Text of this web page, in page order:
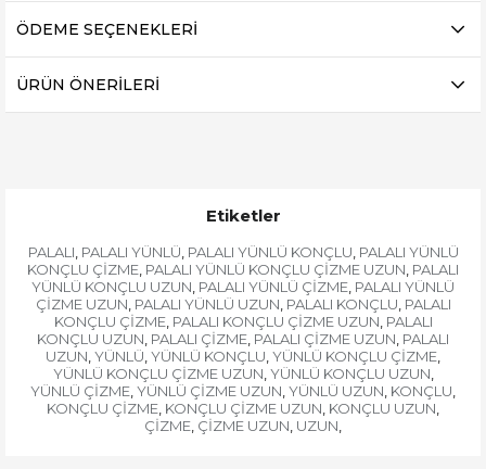
ÖDEME SEÇENEKLERI
ÜRÜN ÖNERILERI
Etiketler
PALALI PALALI YÜNLÜ PALALI YÜNLÜ KONÇLU PALALI YÜNLÜ
KONÇLU ÇİZME PALALI YÜNLÜ KONÇLU ÇİZME UZUN PALALI
YÜNLÜ KONÇLU UZUN PALALI YÜNLÜ ÇİZME PALALI YÜNLÜ
ÇİZME UZUN PALALI YÜNLÜ UZUN PALALI KONÇLU PALALI
KONÇLU ÇİZME, PALALI KONÇLU ÇİZME UZUN PALALI
KONÇLU UZUN PALALI ÇİZME PALALI ÇİZME UZUN PALALI
UZUN YÜNLÜ YÜNLÜ KONÇLU YÜNLÜ KONÇLU ÇİZME
YÜNLÜ KONÇLU ÇİZME UZUN YÜNLÜ KONÇLU UZUN
YÜNLÜ ÇİZME YÜNLÜ ÇİZME UZUN YÜNLÜ UZUN KONÇLU
KONÇLU ÇİZME KONÇLU ÇİZME UZUN KONÇLU UZUN
ÇİZME ÇİZME UZUN UZUN